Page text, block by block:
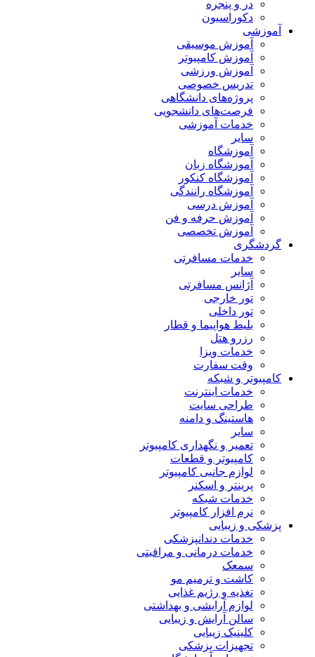
در و پنجره
دکوراسیون
آموزشی
آموزش موسیقی
آموزش کامپیوتر
آموزش ورزشی
تدریس خصوصی
پروژه‌های دانشگاهی
فرصت‌های دانشجویی
خدمات آموزشی
سایر
آموزشگاه
آموزشگاه زبان
آموزشگاه کنکور
آموزشگاه رانندگی
آموزش درسی
آموزش حرفه و فن
آموزش تخصصی
گردشگری
خدمات مسافرتی
سایر
آژانس مسافرتی
تور خارجی
تور داخلی
بلیط هواپیما و قطار
رزرو هتل
خدمات ویزا
وقت سفارت
کامپیوتر و شبکه
خدمات اینترنت
طراحی سایت
هاستینگ و دامنه
سایر
تعمیر و نگهداری کامپیوتر
کامپیوتر و قطعات
لوازم جانبی کامپیوتر
پرینتر و اسکنر
خدمات شبکه
نرم افزار کامپیوتر
پزشکی و زیبایی
خدمات دندانپزشکی
خدمات درمانی و مراقبتی
سمعک
کاشت و ترمیم مو
تغذیه و رژیم غذایی
لوازم آرایشی و بهداشتی
سالن آرایش و زیبایی
کلینیک زیبایی
تجهیزات پزشکی